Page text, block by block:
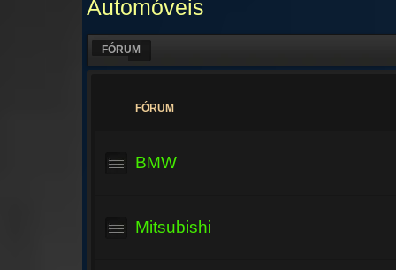
Automóveis
FÓRUM
FÓRUM
BMW
Mitsubishi